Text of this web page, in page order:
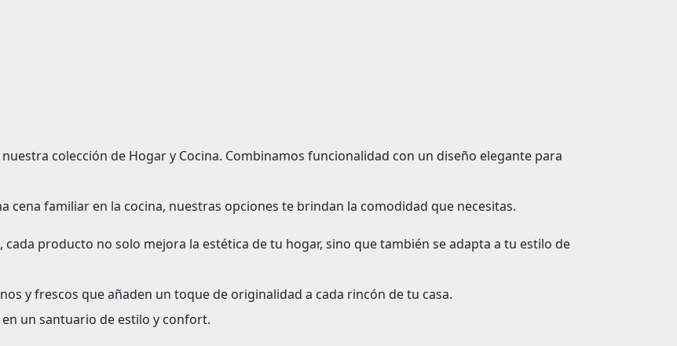
colección de Hogar y Cocina. Combinamos funcionalidad con un diseño elegante para
cena familiar en la cocina, nuestras opciones te brindan la comodidad que necesitas.
producto no solo mejora la estética de tu hogar, sino que también se adapta a tu estilo de
y frescos que añaden un toque de originalidad a cada rincón de tu casa.
un santuario de estilo y confort.